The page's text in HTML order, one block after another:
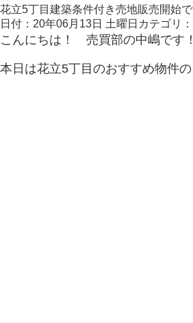
花立5丁目建築条件付き売地販売開始で
日付：20年06月13日 土曜日 カテゴリ：
こんにちは！ 売買部の中嶋です！
本日は花立5丁目のおすすめ物件の